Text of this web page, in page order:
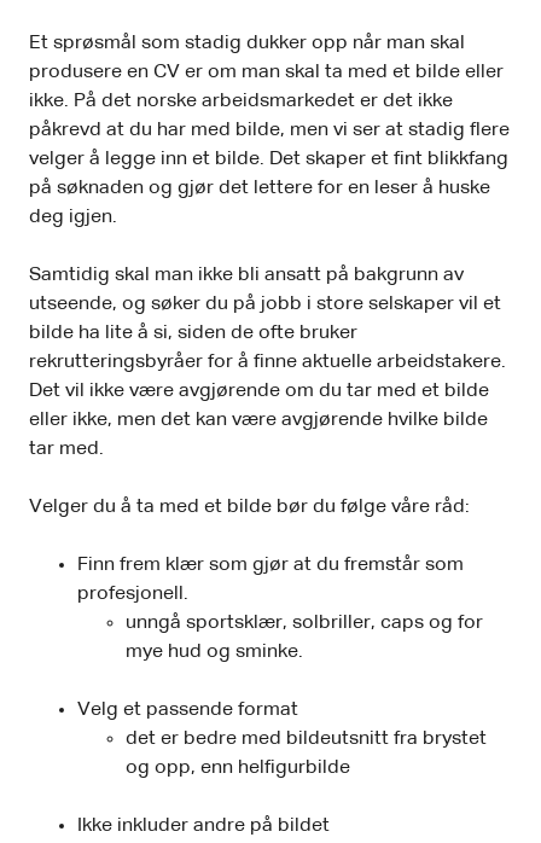
Et sprøsmål som stadig dukker opp når man skal
produsere en CV er om man skal ta med et bilde eller
ikke. På det norske arbeidsmarkedet er det ikke
påkrevd at du har med bilde, men vi ser at stadig flere
velger å legge inn et bilde. Det skaper et fint blikkfang
på søknaden og gjør det lettere for en leser å huske
deg igjen.
Samtidig skal man ikke bli ansatt på bakgrunn av
utseende, og søker du på jobb i store selskaper vil et
bilde ha lite å si, siden de ofte bruker
rekrutteringsbyråer for å finne aktuelle arbeidstakere.
Det vil ikke være avgjørende om du tar med et bilde
eller ikke, men det kan være avgjørende hvilke bilde
tar med.
Velger du å ta med et bilde bør du følge våre råd:
Finn frem klær som gjør at du fremstår som
profesjonell.
unngå sportsklær, solbriller, caps og for
mye hud og sminke.
Velg et passende format
det er bedre med bildeutsnitt fra brystet
og opp, enn helfigurbilde
Ikke inkluder andre på bildet